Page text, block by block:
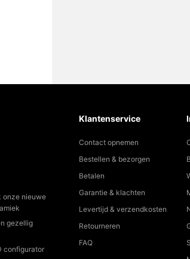
onze nieuwe
gezellig
configurator
Klantenservice
Contact opnemen
Bestellen & bezorgen
Betalen
Garantie & klachten
Levertijd & verzendkosten
Retourneren
FAQ